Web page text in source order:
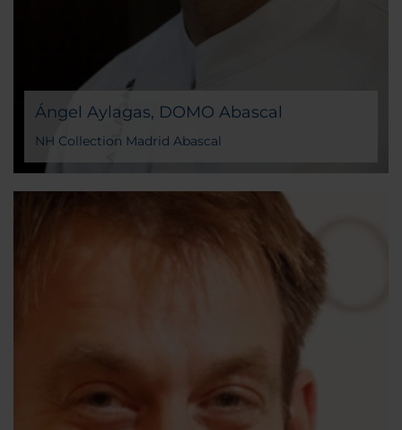
Ángel Aylagas, DOMO Abascal
NH Collection Madrid Abascal